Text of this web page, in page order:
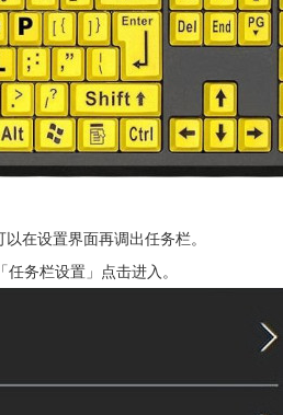
在设置界面再调出任务栏。
务栏设置」点击进入。